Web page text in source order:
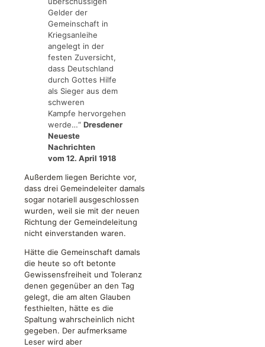
Gelder der
Gemeinschaft in
Kriegsanleihe
angelegt in der
festen Zuversicht,
dass Deutschland
durch Gottes Hilfe
als Sieger aus dem
schweren
Kampfe hervorgehen
werde…“ Dresdener
Neueste
Nachrichten
vom 12. April 1918
Außerdem liegen Berichte vor,
dass drei Gemeindeleiter damals
sogar notariell ausgeschlossen
wurden, weil sie mit der neuen
Richtung der Gemeindeleitung
nicht einverstanden waren.
Hätte die Gemeinschaft damals
die heute so oft betonte
Gewissensfreiheit und Toleranz
denen gegenüber an den Tag
gelegt, die am alten Glauben
festhielten, hätte es die
Spaltung wahrscheinlich nicht
gegeben. Der aufmerksame
Leser wird aber